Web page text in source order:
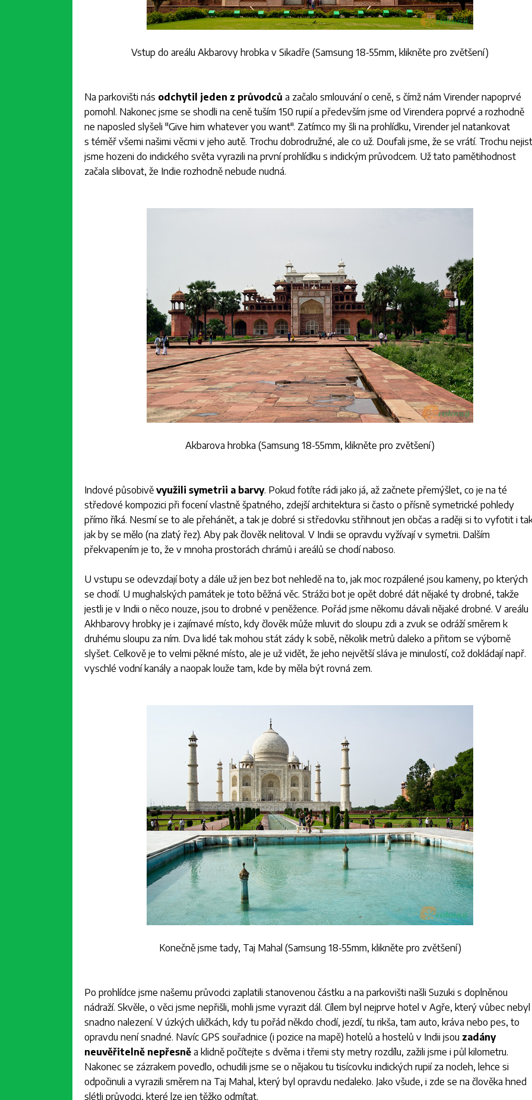
Vstup do areálu Akbarovy hrobka v Sikadře (Samsung 18-55mm, klikněte pro zvětšení)
Na parkovišti nás odchytil jeden z průvodců a začalo smlouvání o ceně, s čímž nám Virender napoprvé
pomohl. Nakonec jsme se shodli na ceně tuším 150 rupií a především jsme od Virendera poprvé a rozhodně
ne naposled slyšeli "Give him whatever you want". Zatímco my šli na prohlídku, Virender jel natankovat
s téměř všemi našimi věcmi v jeho autě. Trochu dobrodružné, ale co už. Doufali jsme, že se vrátí. Trochu
jsme hozeni do indického světa vyrazili na první prohlídku s indickým průvodcem. Už tato pamětihodnost
začala slibovat, že Indie rozhodně nebude nudná.
Akbarova hrobka (Samsung 18-55mm, klikněte pro zvětšení)
Indové působivěvyužili symetrii a barvy. Pokud fotíte rádi jako já, až začnete přemýšlet, co je na té
středové kompozici při focení vlastně špatného, zdejší architektura si často o přísně symetrické pohledy
přímo říká. Nesmí se to ale přehánět, a tak je dobré si středovku střihnout jen občas a raději si to vyfotit i
jak by se mělo (na zlatý řez). Aby pak člověk nelitoval. V Indii se opravdu vyžívají v symetrii. Dalším
překvapením je to, že v mnoha prostorách chrámů i areálů se chodí naboso.
U vstupu se odevzdají boty a dále už jen bez bot nehledě na to, jak moc rozpálené jsou kameny, po kterých
se chodí. U mughalských památek je toto běžná věc. Strážci bot je opět dobré dát nějaké ty drobné, takže
jestli je v Indii o něco nouze, jsou to drobné v peněžence. Pořád jsme někomu dávali nějaké drobné. V areálu
Akhbarovy hrobky je i zajímavé místo, kdy člověk může mluvit do sloupu zdi a zvuk se odráží směrem k
druhému sloupu za ním. Dva lidé tak mohou stát zády k sobě, několik metrů daleko a přitom se výborně
slyšet. Celkově je to velmi pěkné místo, ale je už vidět, že jeho největší sláva je minulostí, což dokládají např.
vyschlé vodní kanály a naopak louže tam, kde by měla být rovná zem.
Konečně jsme tady, Taj Mahal (Samsung 18-55mm, klikněte pro zvětšení)
Po prohlídce jsme našemu průvodci zaplatili stanovenou částku a na parkovišti našli Suzuki s doplněnou
nádraží. Skvěle, o věci jsme nepřišli, mohli jsme vyrazit dál. Cílem byl nejprve hotel v Agře, který vůbec nebyl
snadno nalezení. V úzkých uličkách, kdy tu pořád někdo chodí, jezdí, tu rikša, tam auto, kráva nebo pes, to
opravdu není snadné. Navíc GPS souřadnice (i pozice na mapě) hotelů a hostelů v Indii jsou zadány
neuvěřitelně nepřesněa klidně počítejte s dvěma i třemi sty metry rozdílu, zažili jsme i půl kilometru.
Nakonec se zázrakem povedlo, ochudili jsme se o nějakou tu tisícovku indických rupií za nocleh, lehce si
odpočinuli a vyrazili směrem na Taj Mahal, který byl opravdu nedaleko. Jako všude, i zde se na člověka hned
slétli průvodci, které lze jen těžko odmítat.